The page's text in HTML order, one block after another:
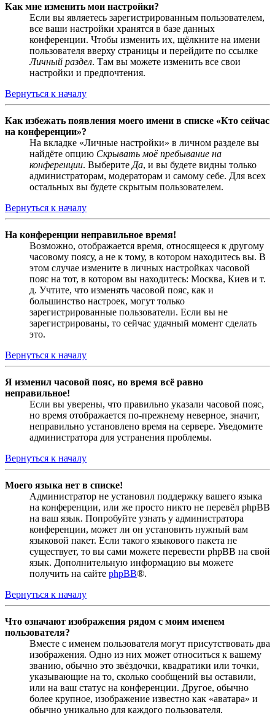
Как мне изменить мои настройки?
Если вы являетесь зарегистрированным пользователем,
все ваши настройки хранятся в базе данных
конференции. Чтобы изменить их, щёлкните на имени
пользователя вверху страницы и перейдите по ссылке
Личный раздел. Там вы можете изменить все свои
настройки и предпочтения.
Вернуться к началу
Как избежать появления моего имени в списке «Кто сейчас
на конференции»?
На вкладке «Личные настройки» в личном разделе вы
найдёте опцию Скрывать моё пребывание на
конференции. Выберите Да, и вы будете видны только
администраторам, модераторам и самому себе. Для всех
остальных вы будете скрытым пользователем.
Вернуться к началу
На конференции неправильное время!
Возможно, отображается время, относящееся к другому
часовому поясу, а не к тому, в котором находитесь вы. В
этом случае измените в личных настройках часовой
пояс на тот, в котором вы находитесь: Москва, Киев и т.
д. Учтите, что изменять часовой пояс, как и
большинство настроек, могут только
зарегистрированные пользователи. Если вы не
зарегистрированы, то сейчас удачный момент сделать
это.
Вернуться к началу
Я изменил часовой пояс, но время всё равно
неправильное!
Если вы уверены, что правильно указали часовой пояс,
но время отображается по-прежнему неверное, значит,
неправильно установлено время на сервере. Уведомите
администратора для устранения проблемы.
Вернуться к началу
Моего языка нет в списке!
Администратор не установил поддержку вашего языка
на конференции, или же просто никто не перевёл phpBB
на ваш язык. Попробуйте узнать у администратора
конференции, может ли он установить нужный вам
языковой пакет. Если такого языкового пакета не
существует, то вы сами можете перевести phpBB на свой
язык. Дополнительную информацию вы можете
получить на сайте phpBB®.
Вернуться к началу
Что означают изображения рядом с моим именем
пользователя?
Вместе с именем пользователя могут присутствовать два
изображения. Одно из них может относиться к вашему
званию, обычно это звёздочки, квадратики или точки,
указывающие на то, сколько сообщений вы оставили,
или на ваш статус на конференции. Другое, обычно
более крупное, изображение известно как «аватара» и
обычно уникально для каждого пользователя.